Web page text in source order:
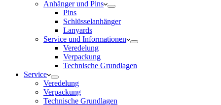
Anhänger und Pins
Pins
Schlüsselanhänger
Lanyards
Service und Informationen
Veredelung
Verpackung
Technische Grundlagen
Service
Veredelung
Verpackung
Technische Grundlagen